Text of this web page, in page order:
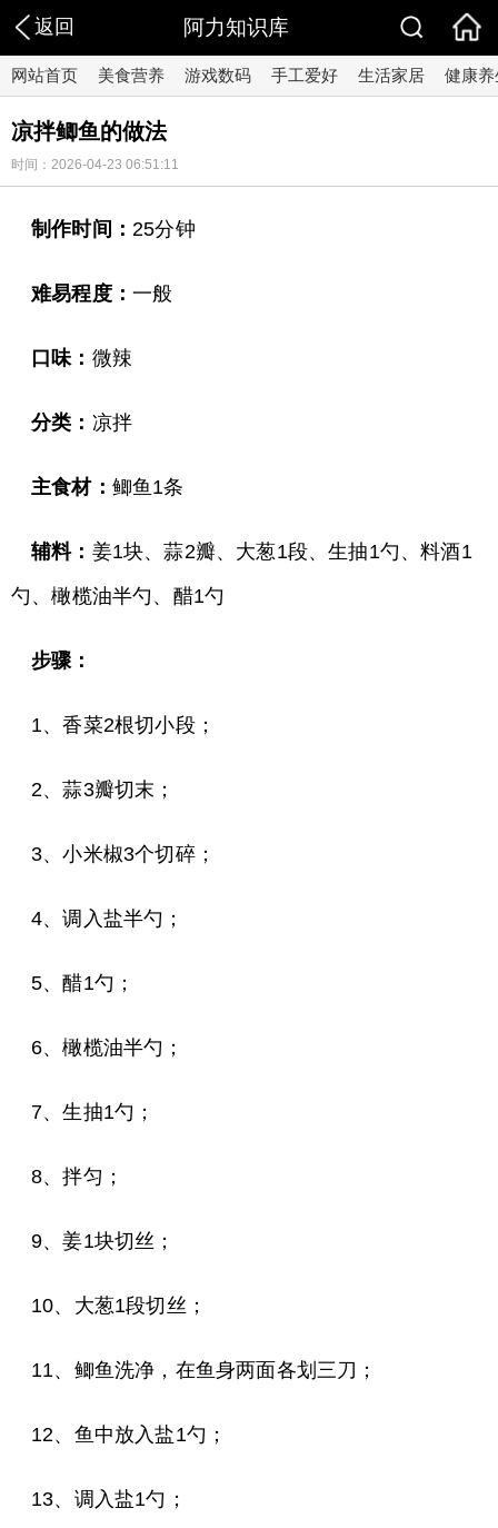
返回 阿力知识库
网站首页 美食营养 游戏数码 手工爱好 生活家居 健康养
凉拌鲫鱼的做法
时间：2026-04-23 06:51:11
制作时间： 25分钟
难易程度： 一般
口味： 微辣
分类： 凉拌
主食材： 鲫鱼1条
辅料： 姜1块、蒜2瓣、大葱1段、生抽1勺、料酒1
勺、橄榄油半勺、醋1勺
步骤：
1、香菜2根切小段；
2、蒜3瓣切末；
3、小米椒3个切碎；
4、调入盐半勺；
5、醋1勺；
6、橄榄油半勺；
7、生抽1勺；
8、拌匀；
9、姜1块切丝；
10、大葱1段切丝；
11、鲫鱼洗净，在鱼身两面各划三刀；
12、鱼中放入盐1勺；
13、调入盐1勺；